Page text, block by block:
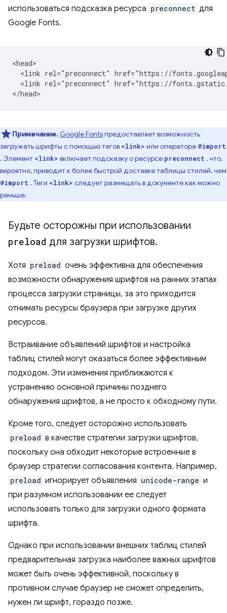
использоваться подсказка ресурса preconnect для
Google Fonts.
<head>
<link rel="preconnect" href="https://
<link rel="preconnect" href="https://
Примечание. Google Fontsпредоставляет возможность
загружать шрифты с помощью тегов <link> или оператора @import
. Элемент <link> включает подсказку о ресурсе preconnect , что,
вероятно, приводит к более быстрой доставке таблицы стилей, чем
@import . Теги <link> следует размещать в документе как можно
раньше.
Будьте осторожны при использовании
preload для загрузки шрифтов.
Хотя preload очень эффективна для обеспечения
возможности обнаружения шрифтов на ранних этапах
процесса загрузки страницы, за это приходится
отнимать ресурсы браузера при загрузке других
ресурсов.
Встраивание объявлений шрифтов и настройка
таблиц стилей могут оказаться более эффективным
подходом. Эти изменения приближаются к
устранению основной причины позднего
обнаружения шрифтов, а не просто к обходному пути.
Кроме того, следует осторожно использовать
preload в качестве стратегии загрузки шрифтов,
поскольку она обходит некоторые встроенные в
браузер стратегии согласования контента. Например,
preload игнорирует объявления unicode-range и
при разумном использовании ее следует
использовать только для загрузки одного формата
шрифта.
Однако при использовании внешних таблиц стилей
предварительная загрузка наиболее важных шрифтов
может быть очень эффективной, поскольку в
противном случае браузер не сможет определить,
нужен ли шрифт, гораздо позже.